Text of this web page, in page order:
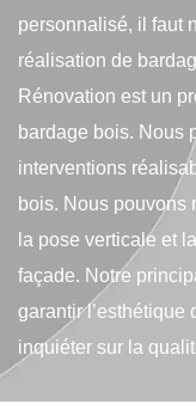
personnalisé, il faut
réalisation de
Rénovation est un
bardage bois. Nous
interventions
bois. Nous pouvons
la pose verticale et
façade. Notre
garantir l’esthétique
inquiéter sur la